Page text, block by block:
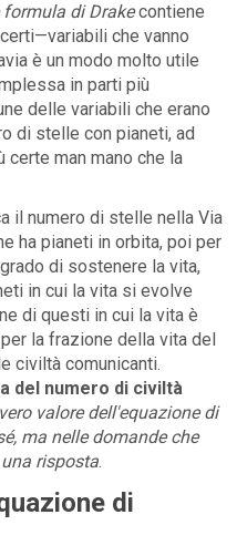
di Drakecontiene
che vanno
è un modo molto utile
in parti più
delle variabili che erano
di stelle con pianeti, ad
man mano che la
il numero di stelle nella Via
ha pianeti in orbita, poi per
di sostenere la vita,
in cui la vita si evolve
di questi in cui la vita è
la frazione della vita del
civiltà comunicanti.
del numero di civiltà
valore dell'equazione di
ma nelle domande che
risposta.
di